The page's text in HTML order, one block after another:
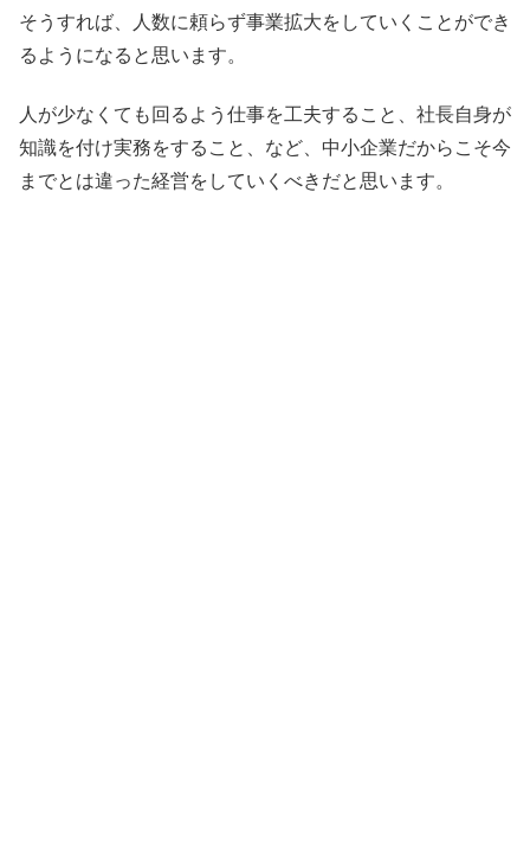
そうすれば、人数に頼らず事業拡大をしていくことができ
るようになると思います。
人が少なくても回るよう仕事を工夫すること、社長自身が
知識を付け実務をすること、など、中小企業だからこそ今
までとは違った経営をしていくべきだと思います。